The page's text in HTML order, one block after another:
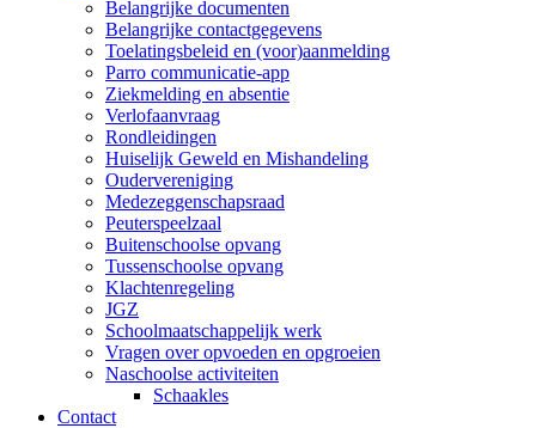
Belangrijke documenten
Belangrijke contactgegevens
Toelatingsbeleid en (voor)aanmelding
Parro communicatie-app
Ziekmelding en absentie
Verlofaanvraag
Rondleidingen
Huiselijk Geweld en Mishandeling
Oudervereniging
Medezeggenschapsraad
Peuterspeelzaal
Buitenschoolse opvang
Tussenschoolse opvang
Klachtenregeling
JGZ
Schoolmaatschappelijk werk
Vragen over opvoeden en opgroeien
Naschoolse activiteiten
Schaakles
Contact